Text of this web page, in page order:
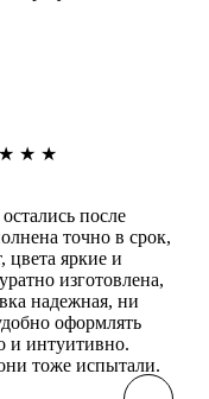
★ ★ ★
после
точно в срок,
цвета яркие и
изготовлена,
надежная, ни
оформлять
и интуитивно.
тоже испытали.